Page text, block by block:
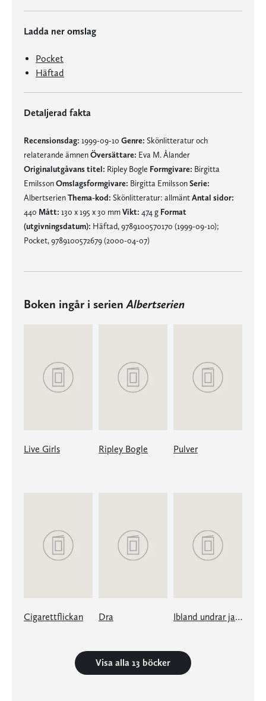
Ladda ner omslag
Pocket
Häftad
Detaljerad fakta
Recensionsdag: 1999-09-10 Genre: Skönlitteratur och
relaterande ämnenÖversättare: Eva M. Ålander
Originalutgåvans titel: Ripley Bogle Formgivare: Birgitta
EmilssonOmslagsformgivare: Birgitta EmilssonSerie:
AlbertserienThema-kod: Skönlitteratur: allmäntAntal sidor:
440 Mått: 130 x 195 x 30 mmVikt: 474 g Format
(utgivningsdatum): Häftad, 9789100570170 (1999-09-10);
Pocket, 9789100572679 (2000-04-07)
Boken ingår i serienAlbertserien
Live Girls Ripley Bogle Pulver
Cigarettflickan Dra Ibland undrar jag om jag minns rätt
Visa alla 13 böcker